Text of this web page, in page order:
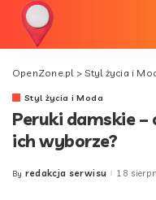
OpenZone.pl>Styl życia i
Styl życia i Moda
Peruki damskie –
ich wyborze?
Posted
By redakcja serwisu 18